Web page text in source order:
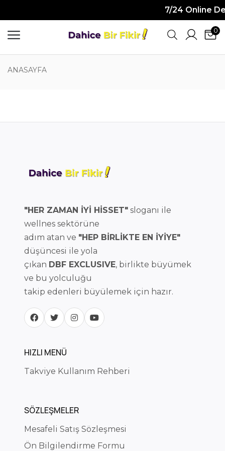
7/24 Online
0
ANASAYFA
"HER ZAMAN İYİ HİSSET" sloganı ile
wellnes sektörüne
adım atan ve "HEP BİRLİKTE EN İYİYE"
düşüncesi ile yola
çıkan DBF EXCLUSIVE, birlikte büyümek
ve bu yolculuğu
takip edenleri büyülemek için hazır.
HIZLI MENÜ
Takviye Kullanım Rehberi
SÖZLEŞMELER
Mesafeli Satış Sözleşmesi
Ön Bilgilendirme Formu